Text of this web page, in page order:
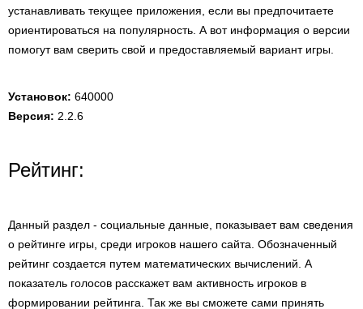
устанавливать текущее приложения, если вы предпочитаете
ориентироваться на популярность. А вот информация о версии
помогут вам сверить свой и предоставляемый вариант игры.
Установок: 640000
Версия: 2.2.6
Рейтинг:
Данный раздел - социальные данные, показывает вам сведения
о рейтинге игры, среди игроков нашего сайта. Обозначенный
рейтинг создается путем математических вычислений. А
показатель голосов расскажет вам активность игроков в
формировании рейтинга. Так же вы сможете сами принять